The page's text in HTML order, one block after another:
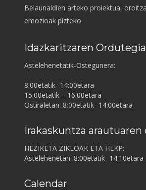
Belaunaldien arteko proiektua,
emozioak pizteko
Idazkaritzaren Ordutegia
Astelehenetatik-Ostegunera:
8:00etatik- 14:00etara
15:00etatik – 16:00etara
Ostiraletan: 8:00etatik- 14:00etara
Irakaskuntza
HEZIKETA ZIKLOAK ETA HLKP:
Astelehenetan: 8:00etatik- 14:10etara
Calendar